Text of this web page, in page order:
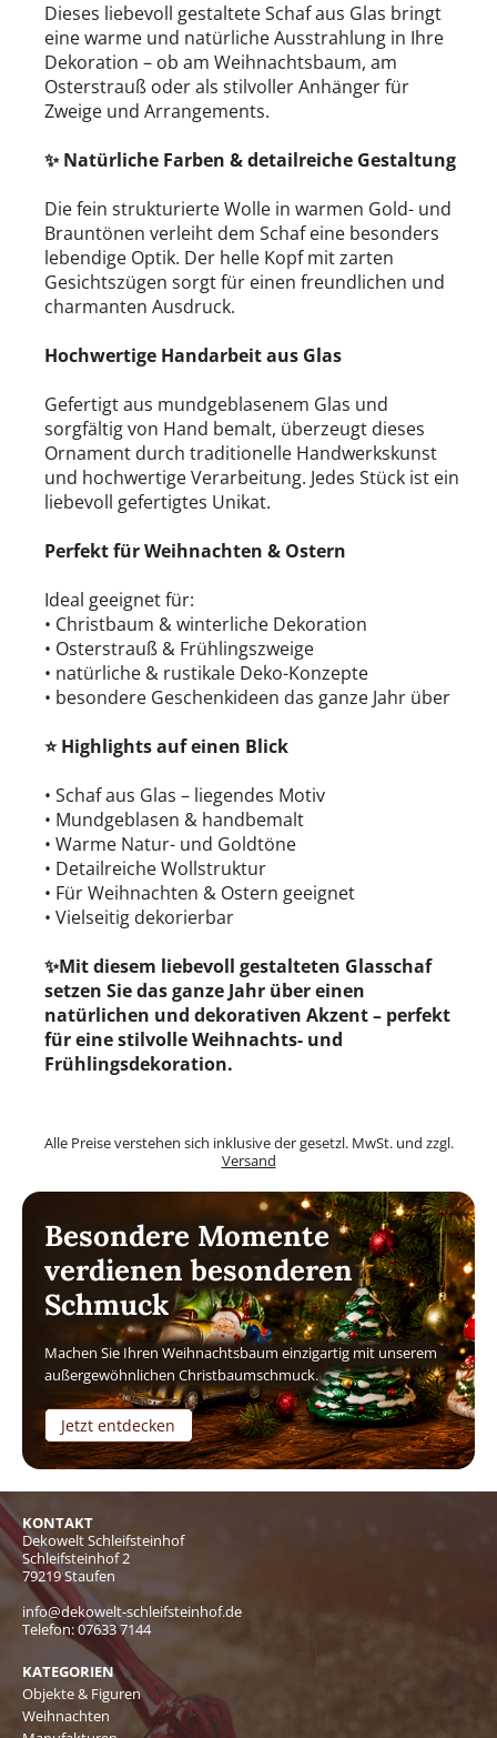
Herzen
MANUFAKTUREN
Huras Family
WEIHNACHTSKUGELN
Weihnachtskugel modern aus Glas
Only Natural
Dieses liebevoll gestaltete Schaf aus Glas bringt
eine warme und natürliche Ausstrahlung in Ihre
Dekoration – ob am Weihnachtsbaum, am
Osterstrauß oder als stilvoller Anhänger für
Zweige und Arrangements.
✨ Natürliche Farben & detailreiche Gestaltung
Die fein strukturierte Wolle in warmen Gold- und
Brauntönen verleiht dem Schaf eine besonders
lebendige Optik. Der helle Kopf mit zarten
Gesichtszügen sorgt für einen freundlichen und
charmanten Ausdruck.
Hochwertige Handarbeit aus Glas
Gefertigt aus mundgeblasenem Glas und
sorgfältig von Hand bemalt, überzeugt dieses
Ornament durch traditionelle Handwerkskunst
und hochwertige Verarbeitung. Jedes Stück ist ein
liebevoll gefertigtes Unikat.
Perfekt für Weihnachten & Ostern
Ideal geeignet für:
• Christbaum & winterliche Dekoration
• Osterstrauß & Frühlingszweige
• natürliche & rustikale Deko-Konzepte
• besondere Geschenkideen das ganze Jahr über
⭐ Highlights auf einen Blick
• Schaf aus Glas – liegendes Motiv
• Mundgeblasen & handbemalt
• Warme Natur- und Goldtöne
• Detailreiche Wollstruktur
• Für Weihnachten & Ostern geeignet
• Vielseitig dekorierbar
✨Mit diesem liebevoll gestalteten Glasschaf
setzen Sie das ganze Jahr über einen
natürlichen und dekorativen Akzent – perfekt
für eine stilvolle Weihnachts- und
Frühlingsdekoration.
Alle Preise verstehen sich inklusive der gesetzl. MwSt. und zzgl.
Versand
Besondere Momente
verdienen besonderen
Schmuck
Machen Sie Ihren Weihnachtsbaum einzigartig mit unserem
außergewöhnlichen Christbaumschmuck.
Jetzt entdecken
KONTAKT
Dekowelt Schleifsteinhof
Schleifsteinhof 2
79219 Staufen
info@dekowelt-schleifsteinhof.de
Telefon:07633 7144
KATEGORIEN
Objekte & Figuren
Weihnachten